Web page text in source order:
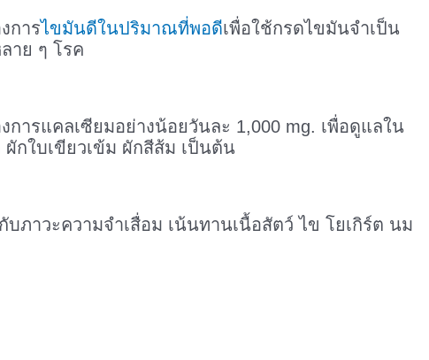
การไขมันดีในปริมาณที่พอดีเพื่อใช้กรดไขมันจำเป็น
าย ๆ โรค
ารแคลเซียมอย่างน้อยวันละ 1,000 mg. เพื่อดูแลใน
กใบเขียวเข้ม ผักสีส้ม เป็นต้น
ภาวะความจำเสื่อม เน้นทานเนื้อสัตว์ ไข โยเกิร์ต นม